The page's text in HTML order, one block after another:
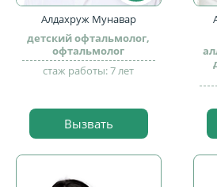
Алдахруж Мунавар
детский офтальмолог,
офтальмолог
стаж работы: 7 лет
Вызвать